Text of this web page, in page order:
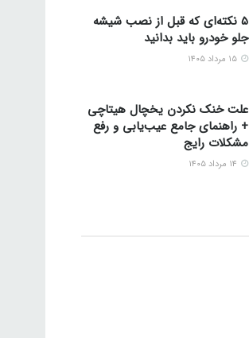
5 نکته‌ای که قبل از نصب شیشه
جلو خودرو باید بدانید
علت خنک نکردن یخچال هیتاچی
+ راهنمای جامع عیب‌یابی و رفع
مشکلات رایج